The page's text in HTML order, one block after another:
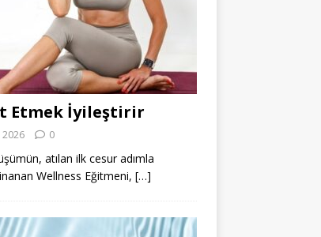
Etmek İyileştirir
0
atılan ilk cesur adımla
inanan Wellness Eğitmeni, […]